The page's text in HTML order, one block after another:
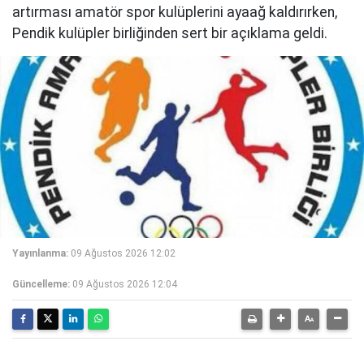
artırması amatör spor kulüplerini ayaağ kaldırırken,
Pendik kulüpler birliğinden sert bir açıklama geldi.
Yayınlanma: 09 Ağustos 2026 12:02
Güncelleme: 09 Ağustos 2026 12:04